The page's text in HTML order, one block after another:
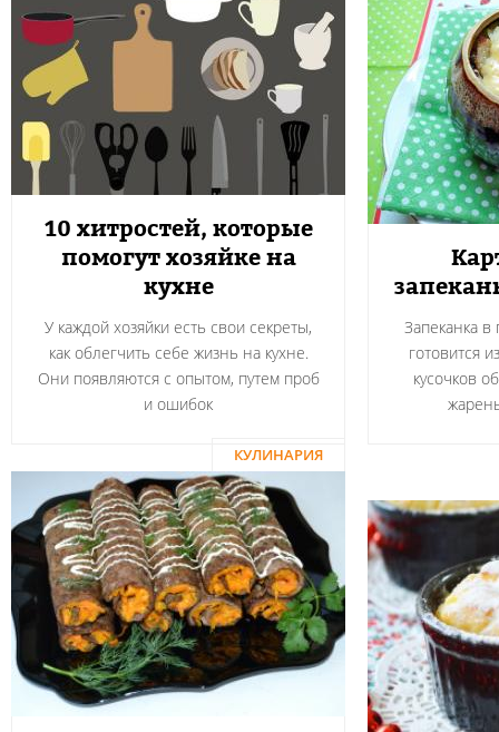
10 хитростей, которые
помогут хозяйке на
кухне
У каждой хозяйки есть свои секреты,
как облегчить себе жизнь на кухне.
Они появляются с опытом, путем проб
и ошибок
Запеканка
готовится
кусочков
КУЛИНАРИЯ